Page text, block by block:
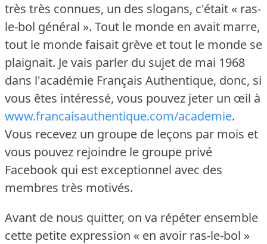
très très connues, un des slogans, c'était « ras-
le-bol général ». Tout le monde en avait marre,
tout le monde faisait grève et tout le monde se
plaignait. Je vais parler du sujet de mai 1968
dans l'académie Français Authentique, donc, si
vous êtes intéressé, vous pouvez jeter un œil à
www.francaisauthentique.com/academie.
Vous recevez un groupe de leçons par mois et
vous pouvez rejoindre le groupe privé
Facebook qui est exceptionnel avec des
membres très motivés.
Avant de nous quitter, on va répéter ensemble
cette petite expression « en avoir ras-le-bol »